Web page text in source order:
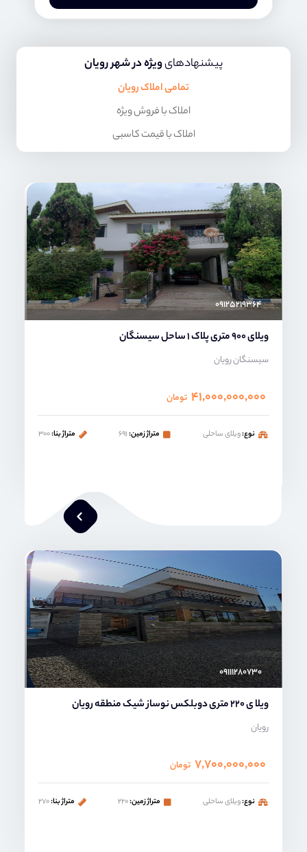
پیشنهادهایویژه در شهر رویان
تمامی املاک رویان
املاک با فروش ویژه
املاک با قیمت کاسبی
ماهرخ فلاح پور
۰۹۱۲۵۲۱۹۳۶۴
ویلای 900 متری پلاک 1 ساحل سیسنگان
سیسنگان رویان
۴۱,۰۰۰,۰۰۰,۰۰۰ تومان
نوع:ویلای ساحلی متراژ زمین:۶۹۱ متراژ بنا:۳۰۰
محمد صنعتی
۰۹۱۱۱۲۸۰۷۳۰
ویلا ی 220 متری دوبلکس نوساز شیک منطقه رویان
رویان
۷,۷۰۰,۰۰۰,۰۰۰ تومان
نوع:ویلای ساحلی متراژ زمین:۲۲۰ متراژ بنا:۲۷۰